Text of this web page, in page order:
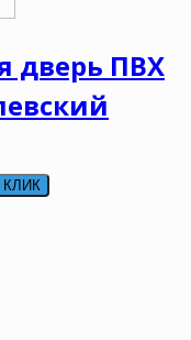
дверь ПВХ
КЛИК